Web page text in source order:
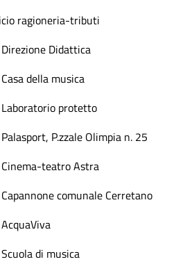
ragioneria-tributi
Didattica
della musica
protetto
P.zzale Olimpia n. 25
teatro Astra
comunale Cerretano
di musica